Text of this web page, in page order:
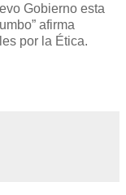
Gobierno esta
afirma
por la Ética.